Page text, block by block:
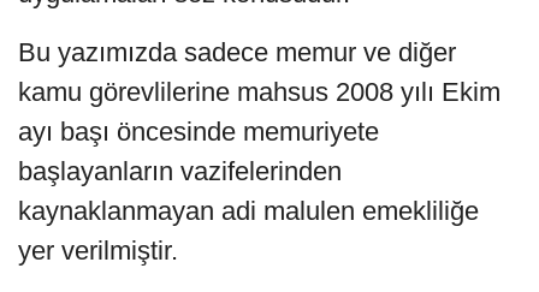
Bu yazımızda sadece memur ve diğer
kamu görevlilerine mahsus 2008 yılı Ekim
ayı başı öncesinde memuriyete
başlayanların vazifelerinden
kaynaklanmayan adi malulen emekliliğe
yer verilmiştir.